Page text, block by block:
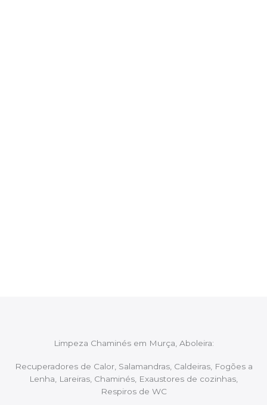
Limpeza Chaminés em Murça, Aboleira:
Recuperadores de Calor, Salamandras, Caldeiras, Fogões a
Lenha, Lareiras, Chaminés, Exaustores de cozinhas,
Respiros de WC